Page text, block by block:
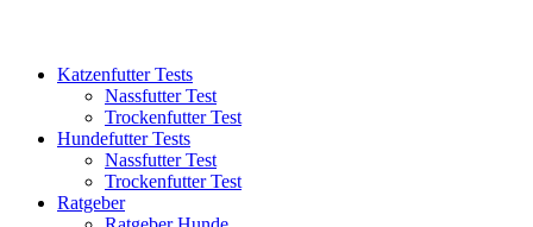
Katzenfutter Tests
Nassfutter Test
Trockenfutter Test
Hundefutter Tests
Nassfutter Test
Trockenfutter Test
Ratgeber